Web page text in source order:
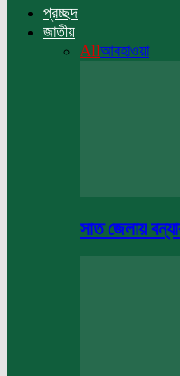
প্রচ্ছদ
জাতীয়
Allআবহাওয়া
সাত জেলায়